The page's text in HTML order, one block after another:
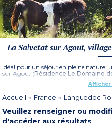
La Salvetat sur Agout,
Idéal pour un séjour en pleine nature,
sur Agout (Résidence Le Domaine
beaux paysages du sud. Perché à 700
présente un décor de forêts de hêtres
harmonieusement son
porte des loisirs nautiques et des
possibilités de randonnées s’offriront
Afficher
Accueil France Languedoc
Veuillez renseigner ou
d'accéder aux résultats